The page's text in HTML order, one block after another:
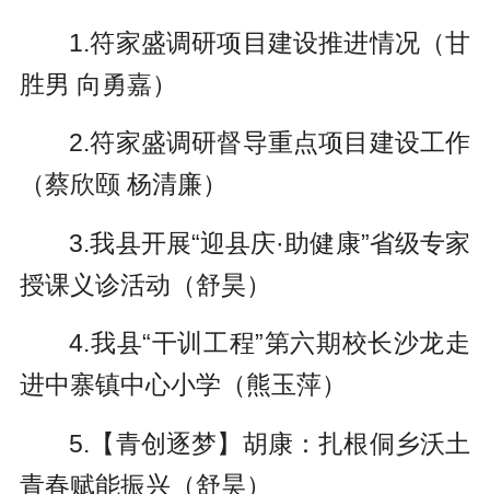
y
t
f
l
s
e
1.符家盛调研项目建设推进情况（甘
胜男 向勇嘉）
2.符家盛调研督导重点项目建设工作
（蔡欣颐 杨清廉）
3.我县开展“迎县庆·助健康”省级专家
授课义诊活动（舒昊）
4.我县“干训工程”第六期校长沙龙走
进中寨镇中心小学（熊玉萍）
5.【青创逐梦】胡康：扎根侗乡沃土
青春赋能振兴（舒昊）